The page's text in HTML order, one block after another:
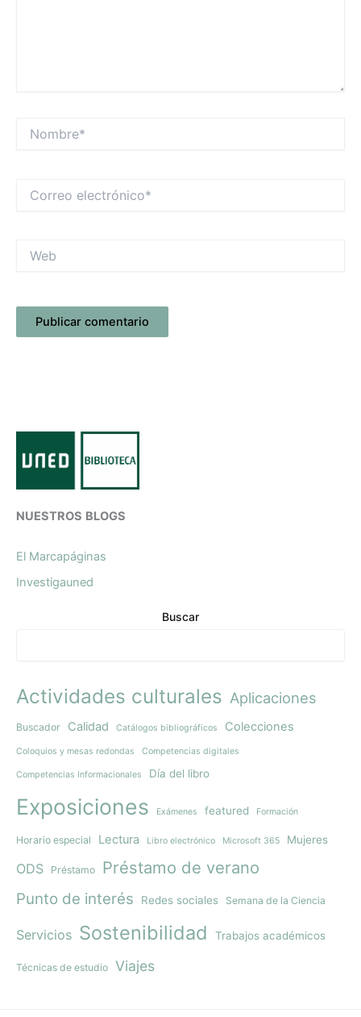
electrónico*
NUESTROS BLOGS
El Marcapáginas
Investigauned
Buscar
Actividades culturales Aplicaciones
Buscador Calidad Catálogos bibliográficos Colecciones
Coloquios y mesas redondas Competencias digitales
Competencias Informacionales Día del libro
Exposiciones Exámenes featured Formación
Horario especial Lectura Libro electrónico Microsoft 365 Mujeres
ODS Préstamo Préstamo de verano
Punto de interés Redes sociales Semana de la Ciencia
Servicios Sostenibilidad Trabajos académicos
Técnicas de estudio Viajes